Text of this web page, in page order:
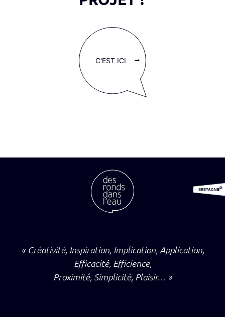
« Créativité, Inspiration, Implication, Application,
Efficacité, Efficience,
Proximité, Simplicité, Plaisir… »